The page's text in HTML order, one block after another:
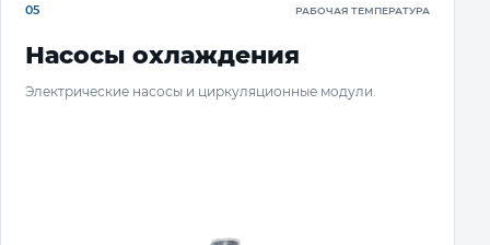
05 РАБОЧАЯ ТЕМПЕРАТУРА
Насосы охлаждения
Электрические насосы и циркуляционные модули.